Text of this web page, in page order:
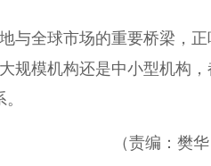
与全球市场的重要桥梁，正
规模机构还是中小型机构，
（责编：樊华